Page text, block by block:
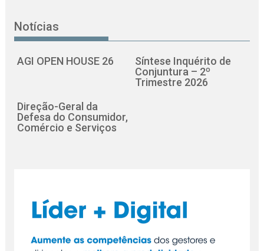
Notícias
AGI OPEN HOUSE 26
Síntese Inquérito de
Conjuntura – 2º
Trimestre 2026
Direção-Geral da
Defesa do Consumidor,
Comércio e Serviços